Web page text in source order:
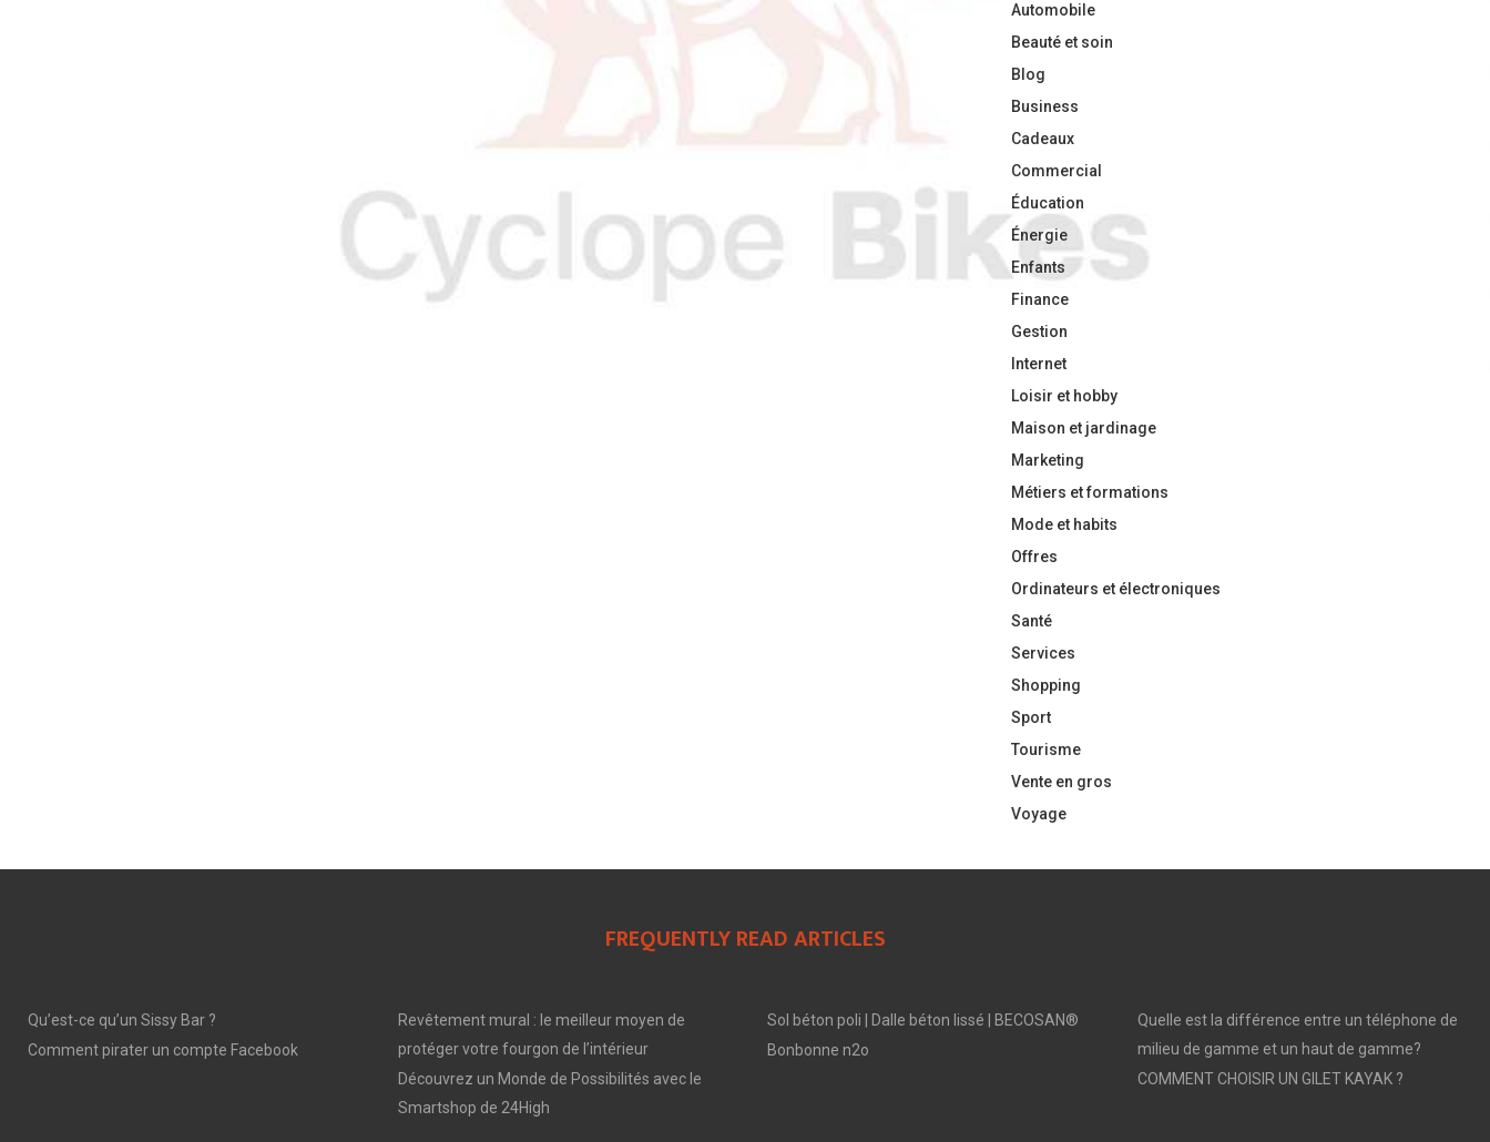
Automobile
Beauté et soin
Blog
Business
Cadeaux
Commercial
Éducation
Énergie
Enfants
Finance
Gestion
Internet
Loisir et hobby
Maison et jardinage
Marketing
Métiers et formations
Mode et habits
Offres
Ordinateurs et électroniques
Santé
Services
Shopping
Sport
Tourisme
Vente en gros
Voyage
FREQUENTLY READ ARTICLES
Qu’est-ce qu’un Sissy Bar ?
Comment pirater un compte Facebook
Revêtement mural : le meilleur moyen de
protéger votre fourgon de l’intérieur
Découvrez un Monde de Possibilités avec le
Smartshop de 24High
Sol béton poli | Dalle béton lissé | BECOSAN®
Bonbonne n2o
Quelle est la différence entre un téléphone de
milieu de gamme et un haut de gamme?
COMMENT CHOISIR UN GILET KAYAK ?